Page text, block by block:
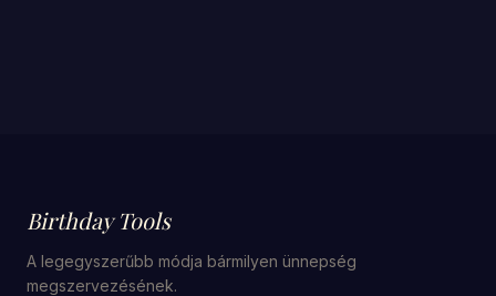
Birthday Tools
A legegyszerűbb módja bármilyen ünnepség
megszervezésének.